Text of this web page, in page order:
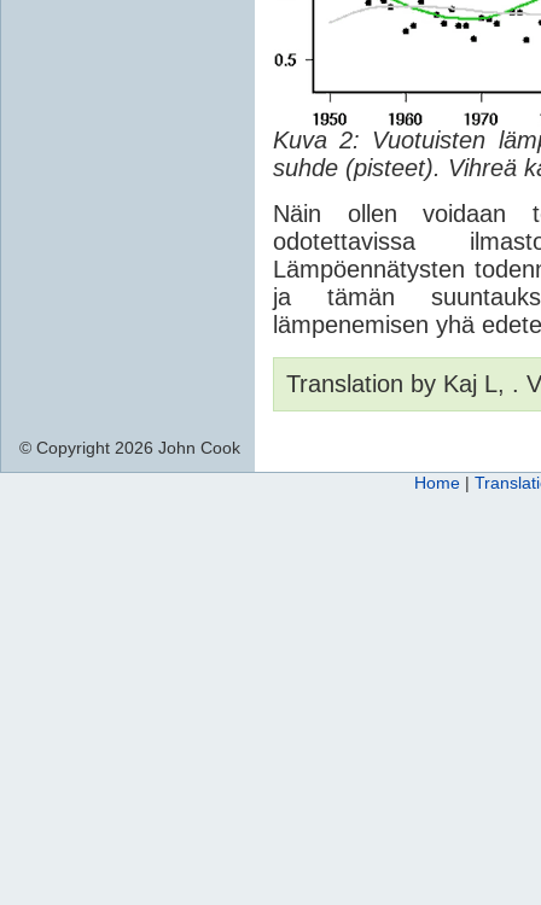
Kuva 2: Vuotuisten
suhde (pisteet). Vihreä
Näin ollen voidaan
odotettavissa
Lämpöennätysten
ja tämän
lämpenemisen yhä
Translation by Kaj L, .
© Copyright 2026 John Cook
Home |